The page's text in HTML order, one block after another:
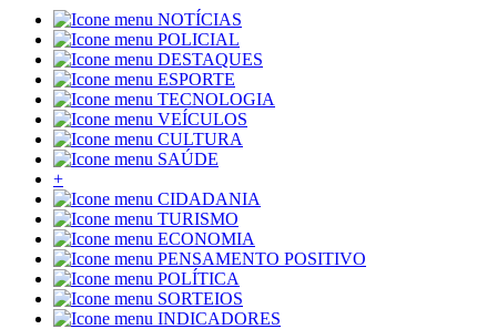
NOTÍCIAS
POLICIAL
DESTAQUES
ESPORTE
TECNOLOGIA
VEÍCULOS
CULTURA
SAÚDE
+
CIDADANIA
TURISMO
ECONOMIA
PENSAMENTO POSITIVO
POLÍTICA
SORTEIOS
INDICADORES